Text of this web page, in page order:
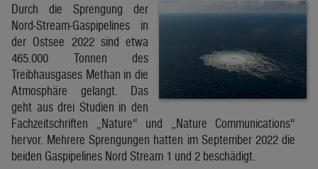
Durch die Sprengung der
Nord-Stream-Gaspipelines in
der Ostsee 2022 sind etwa
465.000 Tonnen des
Treibhausgases Methan in die
Atmosphäre gelangt. Das
geht aus drei Studien in den
Fachzeitschriften „Nature“ und „Nature Communications“
hervor. Mehrere Sprengungen hatten im September 2022 die
beiden Gaspipelines Nord Stream 1 und 2 beschädigt.